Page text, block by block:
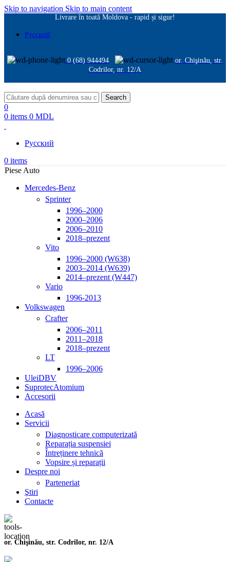
Skip to navigation Skip to main content
Livrare în toată Moldova - rapid și sigur!
Русский
0 (68) 944494
or. Chişinău, str.
Codrilor, nr. 12/A
Search
0
0 items 0 MDL
Русский
0 items
Piese Auto
Mercedes-Benz
Sprinter
1996–2000
2000–2006
2006–2010
2018–prezent
Vito
1996–2000 (W638)
2003–2014 (W639)
2014–prezent (W447)
Vario
1996-2013
Volkswagen
Crafter
2006–2011
2011–2018
2018–prezent
LT
1996–2006
UleiDBV
SuprotecAtomium
Accesorii
Acasă
Servicii
Diagnosticare computerizată
Reparația suspensiei
Întreținere tehnică
Vopsire și reparații
Despre noi
Parteneriat
Ştiri
Contacte
or. Chişinău, str. Codrilor, nr. 12/A